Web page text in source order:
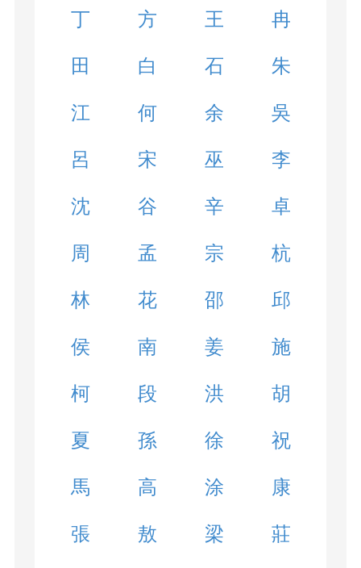
丁 方 王 冉
田 白 石 朱
江 何 余 吳
呂 宋 巫 李
沈 谷 辛 卓
周 孟 宗 杭
林 花 邵 邱
侯 南 姜 施
柯 段 洪 胡
夏 孫 徐 祝
馬 高 涂 康
張 敖 梁 莊